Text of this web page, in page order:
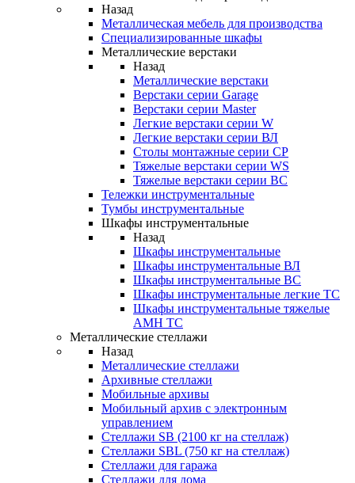
Назад
Металлическая мебель для производства
Cпециализированные шкафы
Металлические верстаки
Назад
Металлические верстаки
Верстаки серии Garage
Верстаки серии Master
Легкие верстаки серии W
Легкие верстаки серии ВЛ
Столы монтажные серии СР
Тяжелые верстаки серии WS
Тяжелые верстаки серии ВС
Тележки инструментальные
Тумбы инструментальные
Шкафы инструментальные
Назад
Шкафы инструментальные
Шкафы инструментальные ВЛ
Шкафы инструментальные ВС
Шкафы инструментальные легкие ТС
Шкафы инструментальные тяжелые
AMH TC
Металлические стеллажи
Назад
Металлические стеллажи
Архивные стеллажи
Мобильные архивы
Мобильный архив с электронным
управлением
Стеллажи SB (2100 кг на стеллаж)
Стеллажи SBL (750 кг на стеллаж)
Стеллажи для гаража
Стеллажи для дома